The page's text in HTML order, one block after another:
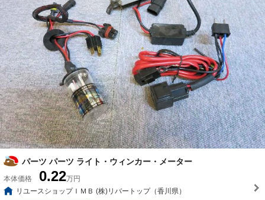
パーツ パーツ ライト・ウィンカー・メーター
本体価格 0.22万円
リユースショップＩＭＢ (株)リバートップ（香川県）